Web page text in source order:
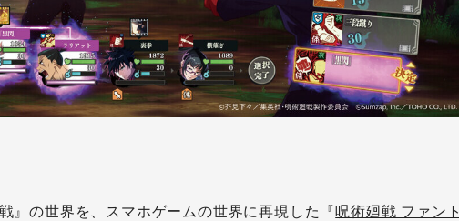
』の世界を、スマホゲームの世界に再現した『 呪術廻戦 ファント